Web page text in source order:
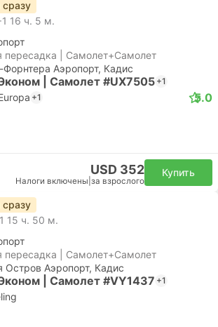
16 ч. 5 м.
пересадка | Самолет+Самолет
Аэропорт, Кадис
| Самолет #UX7505 +1
+1 5.0
USD 352
Налоги включены за взрослого
Купить
15 ч. 50 м.
пересадка | Самолет+Самолет
Остров Аэропорт, Кадис
| Самолет #VY1437 +1